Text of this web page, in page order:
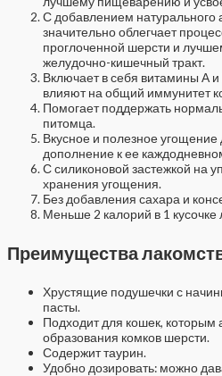
С добавлением натурального
значительно облегчает
проглоченной шерсти и
желудочно-кишечный тракт.
Включает в себя витамины А
влияют на общий иммунитет
Помогает поддержать
питомца.
Вкусное и полезное
дополнение к ее
С силиконовой застежкой на
хранения угощения.
Без добавления сахара и
Меньше 2 калорий в 1 кусочке
Преимущества
Хрустящие подушечки с
пасты.
Подходит для кошек, которым
образования комков шерсти.
Содержит таурин.
Удобно дозировать: можно